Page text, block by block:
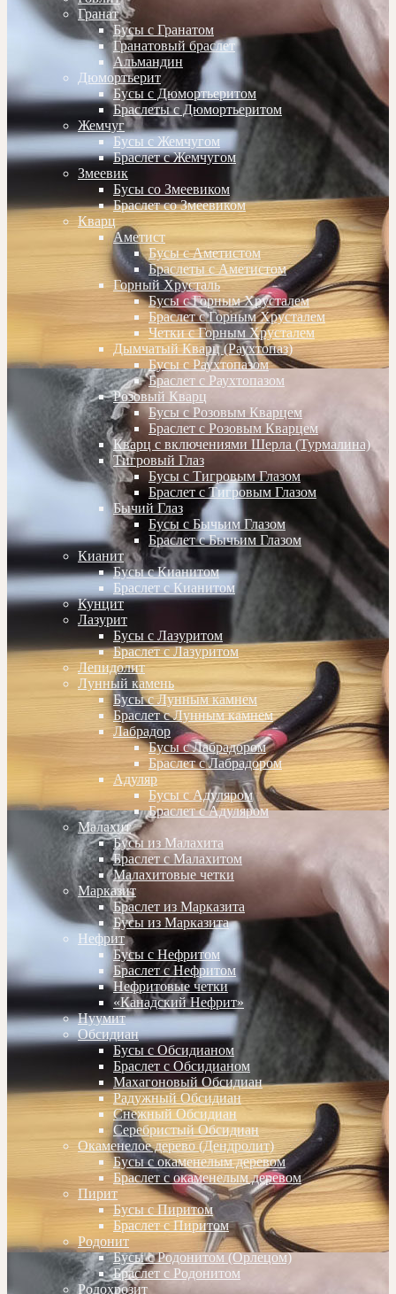
Гранат
Бусы с Гранатом
Гранатовый браслет
Альмандин
Дюмортьерит
Бусы с Дюмортьеритом
Браслеты с Дюмортьеритом
Жемчуг
Бусы с Жемчугом
Браслет с Жемчугом
Змеевик
Бусы со Змеевиком
Браслет со Змеевиком
Кварц
Аметист
Бусы с Аметистом
Браслеты с Аметистом
Горный Хрусталь
Бусы с Горным Хрусталем
Браслет с Горным Хрусталем
Четки с Горным Хрусталем
Дымчатый Кварц (Раухтопаз)
Бусы с Раухтопазом
Браслет с Раухтопазом
Розовый Кварц
Бусы с Розовым Кварцем
Браслет с Розовым Кварцем
Кварц с включениями Шерла (Турмалина)
Тигровый Глаз
Бусы с Тигровым Глазом
Браслет с Тигровым Глазом
Бычий Глаз
Бусы с Бычьим Глазом
Браслет с Бычьим Глазом
Кианит
Бусы с Кианитом
Браслет с Кианитом
Кунцит
Лазурит
Бусы с Лазуритом
Браслет с Лазуритом
Лепидолит
Лунный камень
Бусы с Лунным камнем
Браслет с Лунным камнем
Лабрадор
Бусы с Лабрадором
Браслет с Лабрадором
Адуляр
Бусы с Адуляром
Браслет с Адуляром
Малахит
Бусы из Малахита
Браслет с Малахитом
Малахитовые четки
Марказит
Браслет из Марказита
Бусы из Марказита
Нефрит
Бусы с Нефритом
Браслет с Нефритом
Нефритовые четки
«Канадский Нефрит»
Нуумит
Обсидиан
Бусы с Обсидианом
Браслет с Обсидианом
Махагоновый Обсидиан
Радужный Обсидиан
Снежный Обсидиан
Серебристый Обсидиан
Окаменелое дерево (Дендролит)
Бусы с окаменелым деревом
Браслет с окаменелым деревом
Пирит
Бусы с Пиритом
Браслет с Пиритом
Родонит
Бусы с Родонитом (Орлецом)
Браслет с Родонитом
Родохрозит